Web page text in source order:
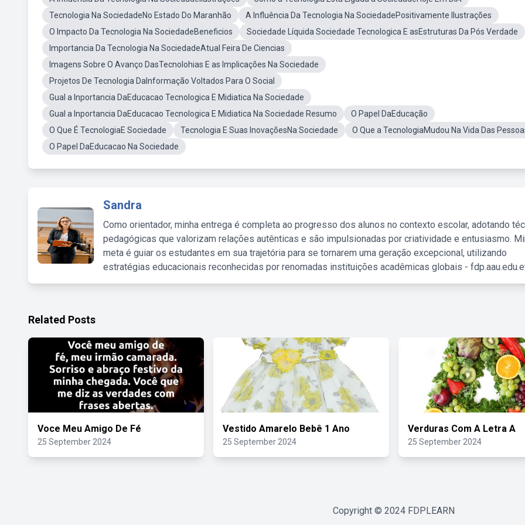
Tecnologia Na SociedadeNo Estado Do Maranhão
A Influência Da Tecnologia Na SociedadePositivamente Ilustrações
O Impacto Da Tecnologia Na SociedadeBeneficios
Sociedade Líquida Sociedade Tecnologica E asEstruturas Da Pós Verdade
Importancia Da Tecnologia Na SociedadeAtual Feira De Ciencias
Imagens Sobre O Avanço DasTecnolohias E as Implicações Na Sociedade
Projetos De Tecnologia DaInformação Voltados Para O Social
Gual a Inportancia DaEducacao Tecnologica E Midiatica Na Sociedade
Gual a Inportancia DaEducacao Tecnologica E Midiatica Na Sociedade Resumo
O Papel DaEducação
O Que É TecnologiaE Sociedade
Tecnologia E Suas InovaçõesNa Sociedade
O Que a TecnologiaMudou Na Vida Das
O Papel DaEducacao Na Sociedade
Sandra
Como orientador, minha entrega é completa ao progresso dos alunos no contexto escolar, adotando
pedagógicas que valorizam relações autênticas e são impulsionadas por criatividade e entusiasmo.
meta é guiar os estudantes em sua trajetória para se tornarem uma geração excepcional, utilizando
estratégias educacionais reconhecidas por renomadas instituições acadêmicas globais -
Related Posts
Voce Meu Amigo De Fé
25 September 2024
Vestido Amarelo Bebê 1 Ano
25 September 2024
Verduras Com A Letra A
25 September 2024
Copyright © 2024 FDPLEARN